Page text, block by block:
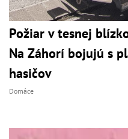
Požiar v tesnej
Na Záhorí bojujú s
hasičov
Domáce